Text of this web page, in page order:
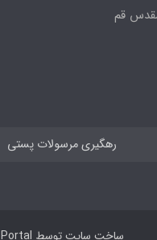
قم
رهگیری مرسولات پستی
ساخت سایت توسط Portal